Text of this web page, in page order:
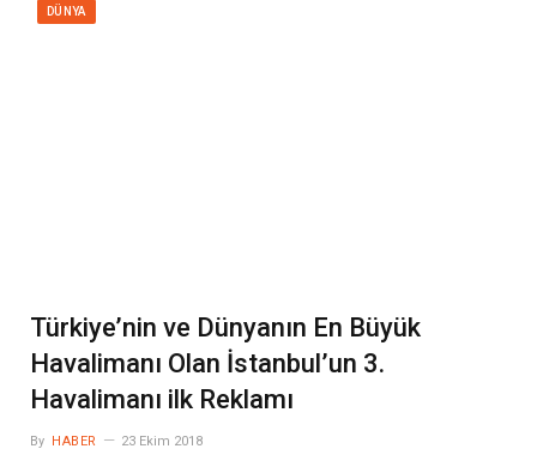
DÜNYA
Türkiye’nin ve Dünyanın En Büyük
Havalimanı Olan İstanbul’un 3.
Havalimanı ilk Reklamı
By HABER 23 Ekim 2018